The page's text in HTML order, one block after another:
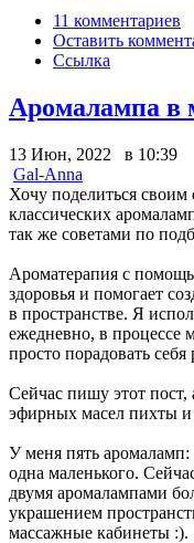
11 комментариев
Оставить
Ссылка
Аромалампа в
13 Июн, 2022 в 10:39
Gal-Anna
Хочу поделиться
классических
так же советами по
Ароматерапия с
здоровья и помогает
в пространстве. Я
ежедневно, в процессе
просто порадовать
Сейчас пишу этот пост,
эфирных масел пихты и
У меня пять аромаламп:
одна маленького.
двумя аромалампами
украшением
массажные кабинеты :).